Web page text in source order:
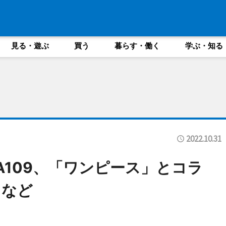
見る・遊ぶ 買う 暮らす・働く 学ぶ・知る
2022.10.31
、「ワンピース」とコラ
ど